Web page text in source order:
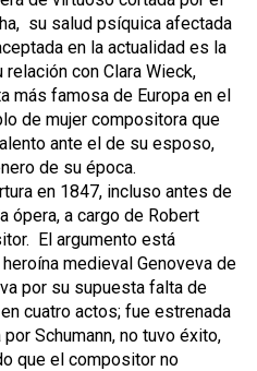
su salud psíquica afectada
en la actualidad es la
con Clara Wieck,
más famosa de Europa en el
de mujer compositora que
ante el de su esposo,
de su época.
en 1847, incluso antes de
ópera, a cargo de Robert
El argumento está
medieval Genoveva de
por su supuesta falta de
cuatro actos; fue estrenada
Schumann, no tuvo éxito,
que el compositor no